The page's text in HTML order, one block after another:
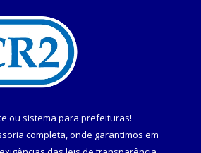
ou sistema para prefeituras!
completa, onde garantimos em